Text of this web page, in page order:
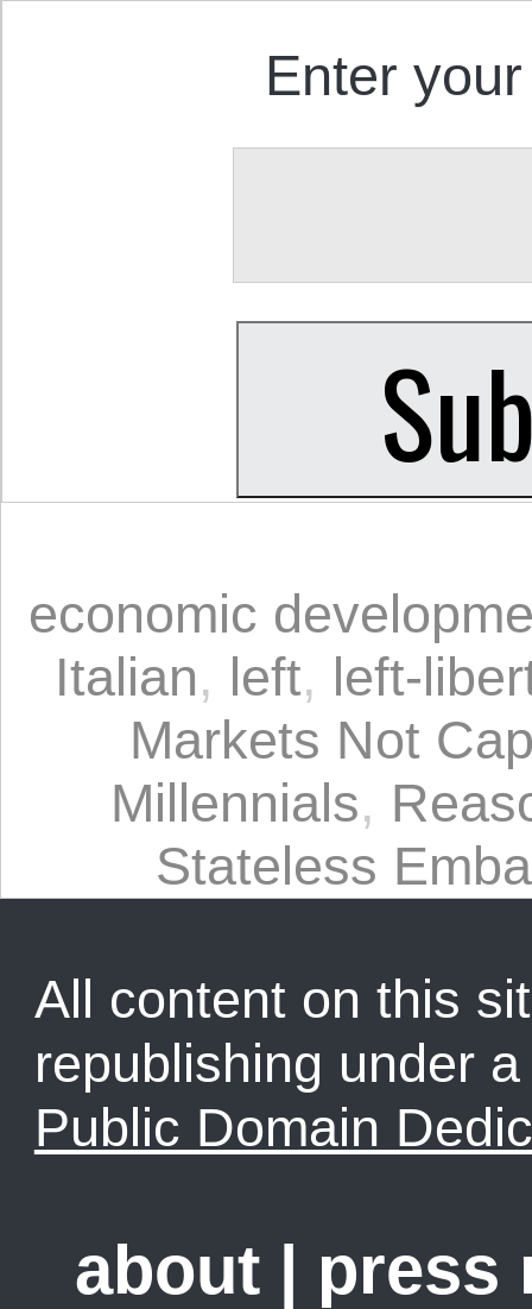
Enter
economic
Italian, left, left-
Markets Not
Millennials,
Stateless
All content on this
republishing under
Public Domain
about | press